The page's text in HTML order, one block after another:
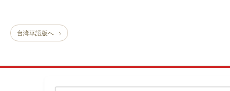
台湾華語版へ →